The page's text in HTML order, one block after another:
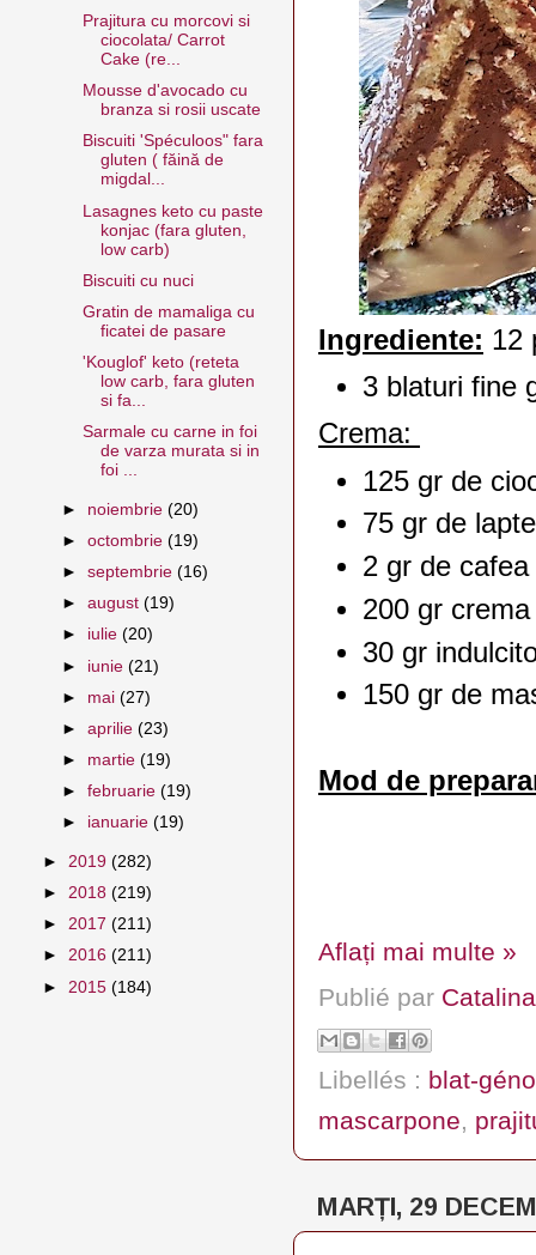
Ingrediente: 12
3 blaturi fine
Crema:
125 gr de
75 gr de
2 gr de
200 gr
30 gr
150 gr de
Mod de
Aflați mai multe »
Publié par Catalina
Libellés : blat-
mascarpone,
MARȚI, 29
Prajitura cu morcovi si
ciocolata/ Carrot
Cake (re...
Mousse d'avocado cu
branza si rosii uscate
Biscuiti 'Spéculoos" fara
gluten ( făină de
migdal...
Lasagnes keto cu paste
konjac (fara gluten,
low carb)
Biscuiti cu nuci
Gratin de mamaliga cu
ficatei de pasare
'Kouglof' keto (reteta
low carb, fara gluten
si fa...
Sarmale cu carne in foi
de varza murata si in
foi ...
► noiembrie(20)
►octombrie(19)
►septembrie(16)
►august(19)
► iulie(20)
► iunie(21)
► mai(27)
►aprilie(23)
► martie(19)
►februarie(19)
► ianuarie(19)
► 2019 (282)
► 2018 (219)
► 2017 (211)
► 2016 (211)
► 2015 (184)